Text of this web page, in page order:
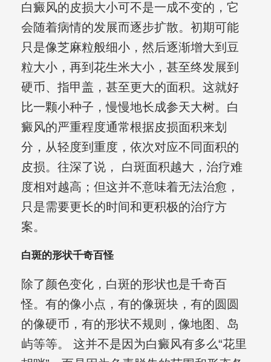
白癜风的皮损大小可不是一成不变的，它
会随着病情的发展而逐步扩散。初期可能
只是像芝麻粒般细小，然后逐渐增大到豆
粒大小，再到花生米大小，甚至终发展到
硬币、指甲盖，甚至更大的面积。这就好
比一颗小种子，慢慢地长成参天大树。白
癜风的严重程度通常根据皮损面积来划
分，从轻度到重度，依次对应不同面积的
皮损。往深了说， 白斑面积越大，治疗难
度相对越高；但这并不意味着无法治愈，
只是需要更长的时间和更积极的治疗方
案。
白斑的形状千奇百怪
除了颜色变化，白斑的形状也是千奇百
怪。有的像小点，有的像斑块，有的圆圆
的像硬币，有的形状不规则，像地图、岛
屿等等。 这并不是因为白癜风有多么“花里